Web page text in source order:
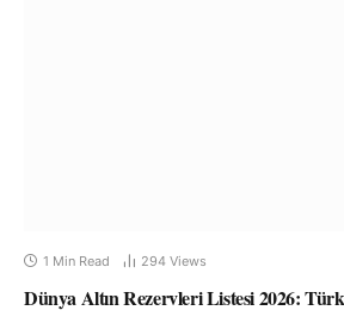
1 Min Read 294 Views
Dünya Altın Rezervleri Listesi 2026: